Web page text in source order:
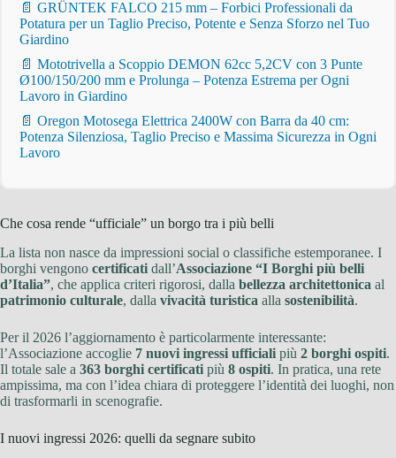
📄 GRÜNTEK FALCO 215 mm – Forbici Professionali da
Potatura per un Taglio Preciso, Potente e Senza Sforzo nel Tuo
Giardino
📄 Mototrivella a Scoppio DEMON 62cc 5,2CV con 3 Punte
Ø100/150/200 mm e Prolunga – Potenza Estrema per Ogni
Lavoro in Giardino
📄 Oregon Motosega Elettrica 2400W con Barra da 40 cm:
Potenza Silenziosa, Taglio Preciso e Massima Sicurezza in Ogni
Lavoro
Che cosa rende “ufficiale” un borgo tra i più belli
La lista non nasce da impressioni social o classifiche estemporanee. I
borghi vengono certificati dall’Associazione “I Borghi più belli
d’Italia”, che applica criteri rigorosi, dalla bellezza architettonica al
patrimonio culturale, dalla vivacità turistica alla sostenibilità.
Per il 2026 l’aggiornamento è particolarmente interessante:
l’Associazione accoglie 7 nuovi ingressi ufficiali più 2 borghi ospiti.
Il totale sale a 363 borghi certificati più 8 ospiti. In pratica, una rete
ampissima, ma con l’idea chiara di proteggere l’identità dei luoghi, non
di trasformarli in scenografie.
I nuovi ingressi 2026: quelli da segnare subito